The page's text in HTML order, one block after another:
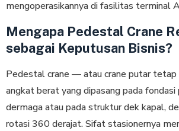
mengoperasikannya di fasilitas terminal
Mengapa Pedestal Crane
sebagai Keputusan Bisnis?
Pedestal crane — atau crane putar
angkat berat yang dipasang pada fondasi
dermaga atau pada struktur dek kapal,
rotasi 360 derajat. Sifat stasionernya